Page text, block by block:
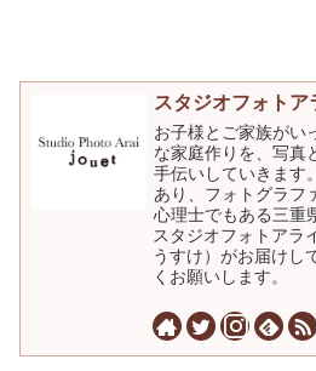
スタジオフォトア
お子様とご家族がい
な家庭作りを、写真
手伝いしていきます
あり、フォトグラフ
心理士でもある三重
スタジオフォトアラ
うすけ）がお届けし
くお願いします。